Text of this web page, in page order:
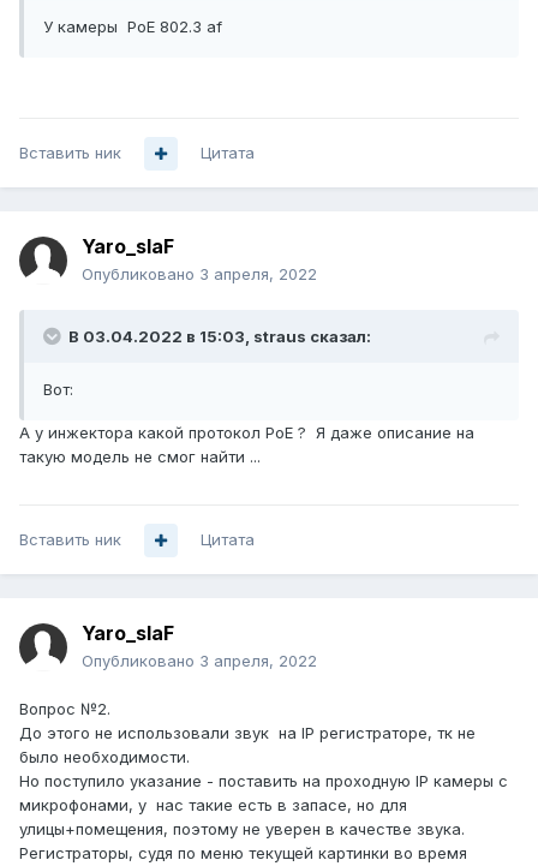
У камеры PoE 802.3 af
Вставить ник Цитата
Yaro_slaF
Опубликовано 3 апреля, 2022
В 03.04.2022 в 15:03, straus сказал:
Вот:
А у инжектора какой протокол PoE ? Я даже описание на
такую модель не смог найти ...
Вставить ник Цитата
Yaro_slaF
Опубликовано 3 апреля, 2022
Вопрос №2.
До этого не использовали звук на IP регистраторе, тк не
было необходимости.
Но поступило указание - поставить на проходную IP камеры с
микрофонами, у нас такие есть в запасе, но для
улицы+помещения, поэтому не уверен в качестве звука.
Регистраторы, судя по меню текущей картинки во время